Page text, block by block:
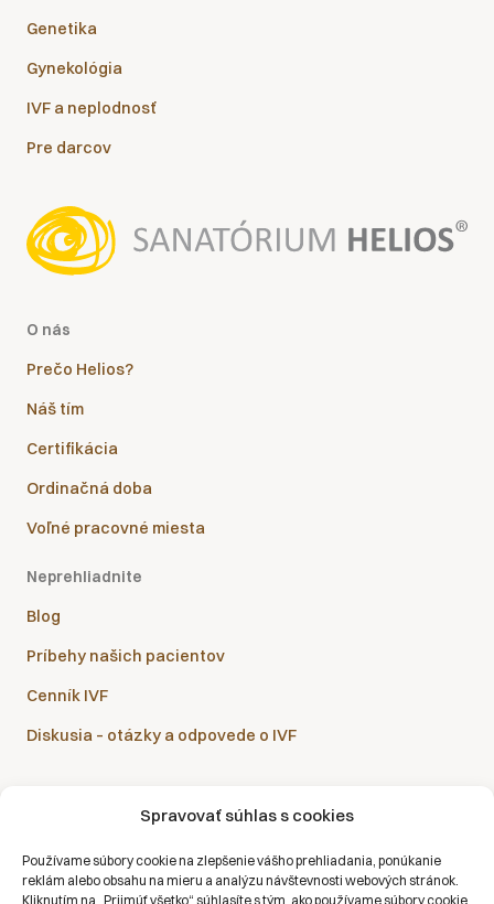
Spravovať súhlas s cookies
Používame súbory cookie na zlepšenie vášho prehliadania, ponúkanie
reklám alebo obsahu na mieru a analýzu návštevnosti webových stránok.
Kliknutím na „Prijmúť všetko“ súhlasíte s tým, ako používame súbory cookie.
Genetika
Gynekológia
IVF a neplodnosť
Pre darcov
O nás
Prečo Helios?
Náš tím
Certifikácia
Ordinačná doba
Voľné pracovné miesta
Neprehliadnite
Blog
Príbehy našich pacientov
Cenník IVF
Diskusia – otázky a odpovede o IVF
Sanatórium Helios je partnerom všetkých zdravotných
poisťovní: